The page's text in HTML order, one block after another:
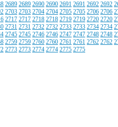
2689 2689 2690 2690 2691 2691 2692 2692
2703 2703 2704 2704 2705 2705 2706 2706
2717 2717 2718 2718 2719 2719 2720 2720
2731 2731 2732 2732 2733 2733 2734 2734
2745 2745 2746 2746 2747 2747 2748 2748
2759 2759 2760 2760 2761 2761 2762 2762
2773 2773 2774 2774 2775 2775